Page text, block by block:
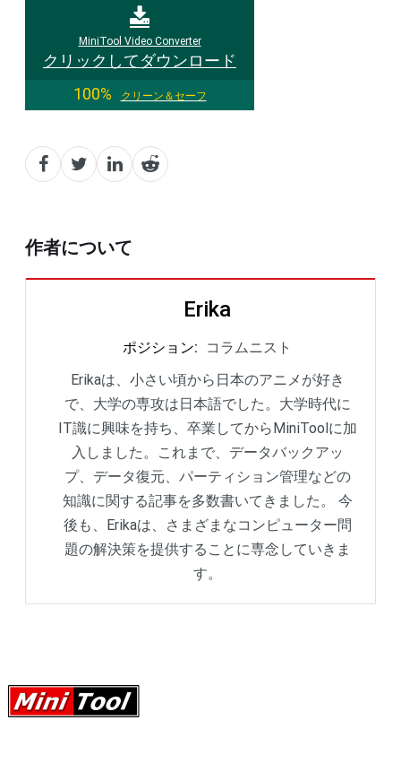
MiniTool Video Converter
クリックしてダウンロード
100%
クリーン＆セーフ
作者について
Erika
ポジション:
コラムニスト
Erikaは、小さい頃から日本のアニメが好き
で、大学の専攻は日本語でした。大学時代に
IT識に興味を持ち、卒業してからMiniToolに加
入しました。これまで、データバックアッ
プ、データ復元、パーティション管理などの
知識に関する記事を多数書いてきました。 今
後も、Erikaは、さまざまなコンピューター問
題の解決策を提供することに専念していきま
す。